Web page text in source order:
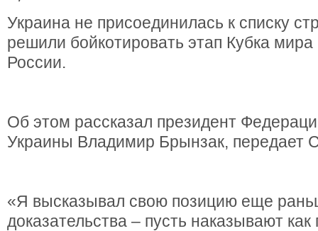
Украина не присоединилась к списку
решили бойкотировать этап Кубка мира
России.
Об этом рассказал президент
Украины Владимир Брынзак, передает
«Я высказывал свою позицию еще
доказательства – пусть наказывают